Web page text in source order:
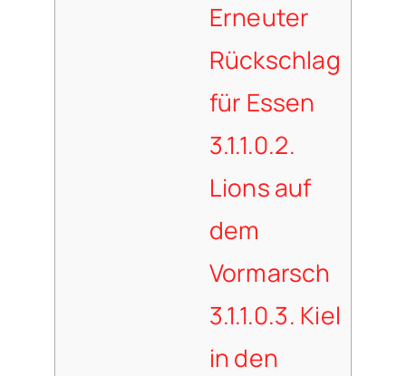
Erneuter
Rückschlag
für Essen
3.1.1.0.2.
Lions auf
dem
Vormarsch
3.1.1.0.3. Kiel
in den